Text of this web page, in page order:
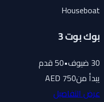
Houseboat
بوك بوت 3
30ضيوف•
50قدم
يبدأ من750 AED
عرض التفاصيل